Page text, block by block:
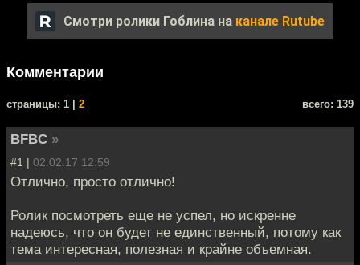
Смотри ролики Гоблина на канале Rutube
Комментарии
cтраницы: 1 | 2 всего: 139
BFBC »
#1 | 02.02.17 12:59
Отлично, просто отлично!
Ролик посмотреть еще не успел, но искренне
надеюсь, что он будет не единственный, потому как
тема интересная, полезная и крайне объемная.